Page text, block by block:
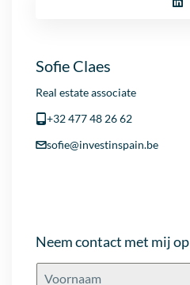
Sofie Claes
Real estate associate
+32 477 48 26 62
sofie@investinspain.be
Neem contact met mij op